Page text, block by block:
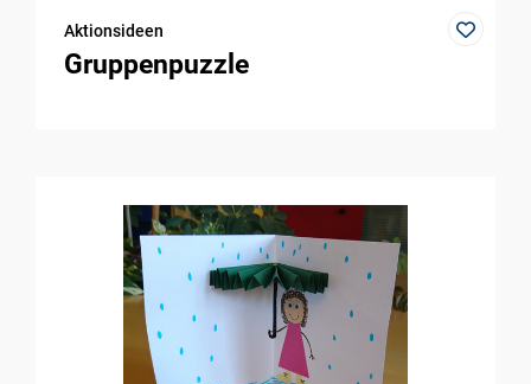
Aktionsideen
Gruppenpuzzle